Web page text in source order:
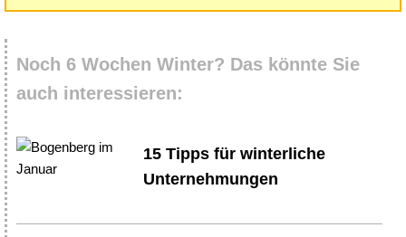
Noch 6 Wochen Winter? Das könnte Sie
auch interessieren:
15 Tipps für winterliche
Unternehmungen